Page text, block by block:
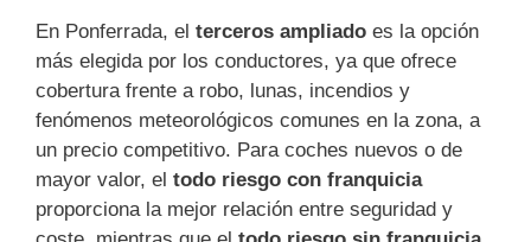
En Ponferrada, el terceros ampliado es la opción
más elegida por los conductores, ya que ofrece
cobertura frente a robo, lunas, incendios y
fenómenos meteorológicos comunes en la zona, a
un precio competitivo. Para coches nuevos o de
mayor valor, el todo riesgo con franquicia
proporciona la mejor relación entre seguridad y